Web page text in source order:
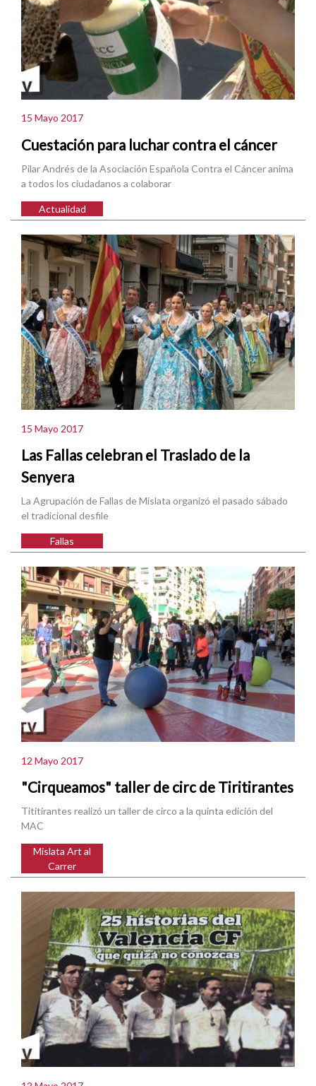
15 Mayo 2017
Cuestación para luchar contra el cáncer
Pilar Andrés de la Asociación Española Contra el Cáncer anima
a todos los ciudadanos a colaborar
Actualidad
15 Mayo 2017
Las Fallas celebran el Traslado de la
Senyera
La Agrupación de Fallas de Mislata organizó el pasado sábado
el tradicional desfile
Fallas
12 Mayo 2017
"Cirqueamos" taller de circ de Tiritirantes
Tititirantes realizó un taller de circo a la quinta edición del
MAC
Mislata Art al
Carrer